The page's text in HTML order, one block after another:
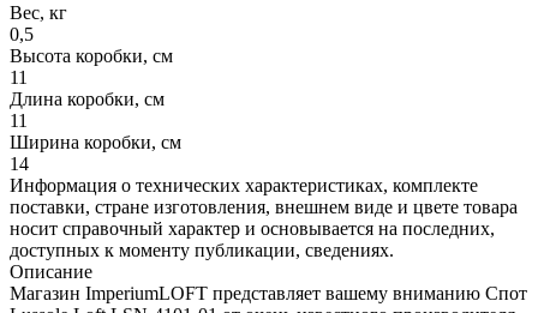
Вес, кг
0,5
Высота коробки, см
11
Длина коробки, см
11
Ширина коробки, см
14
Информация о технических характеристиках, комплекте
поставки, стране изготовления, внешнем виде и цвете товара
носит справочный характер и основывается на последних,
доступных к моменту публикации, сведениях.
Описание
Магазин ImperiumLOFT представляет вашему вниманию Спот